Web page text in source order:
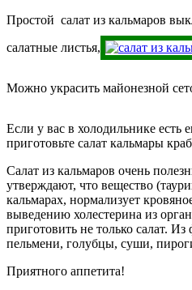
Простой салат из кальмаров
салатные листья,
Можно украсить майонезной
Если у вас в холодильнике есть
приготовьте салат кальмары
Салат из кальмаров очень
утверждают, что вещество
кальмарах, нормализует
выведению холестерина из
приготовить не только салат.
пельмени, голубцы, суши,
Приятного аппетита!